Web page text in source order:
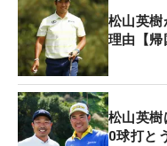
松山英樹
理由【帰
松山英
0球打と